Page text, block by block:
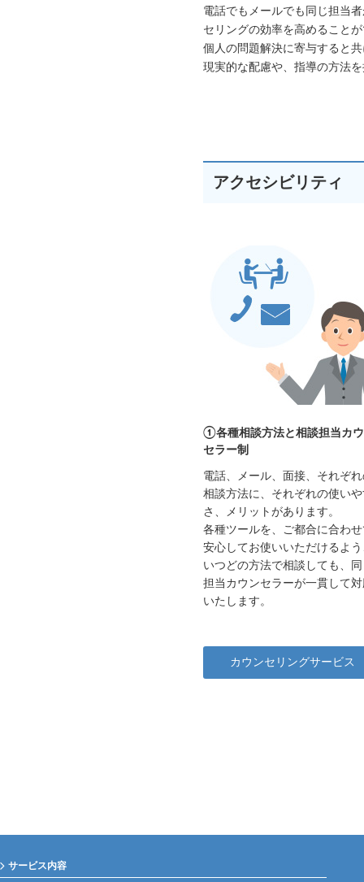
電話でもメールでも同じ担当
セリングの効率を高めること
個人の問題解決に寄与すると
現実的な配慮や、指導の方法
アクセシビリティ
①各種相談方法と相談担当カ
セラー制
電話、メール、面接、それぞ
相談方法に、それぞれの使い
さ、メリットがあります。
各種ツールを、ご都合に合わ
安心してお使いいただけるよ
いつどの方法で相談しても、
担当カウンセラーが一貫して
いたします。
カウンセリングサービス
サービス内容